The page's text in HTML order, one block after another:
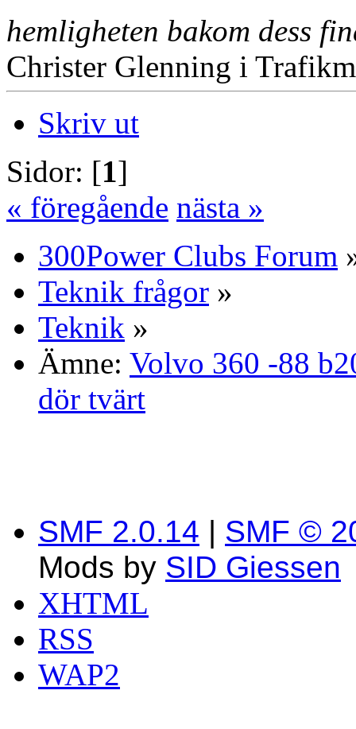
hemligheten bakom dess
Christer Glenning i
Skriv ut
Sidor: [1]
« föregående nästa »
300Power Clubs Forum
Teknik frågor »
Teknik »
Ämne: Volvo 360 -88
dör tvärt
SMF 2.0.14 | SMF ©
Mods by SID Giessen
XHTML
RSS
WAP2